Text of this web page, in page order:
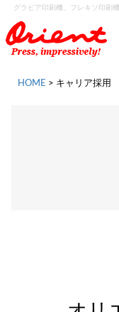
グラビア印刷機、フレキソ印刷
HOME > キャリア採用